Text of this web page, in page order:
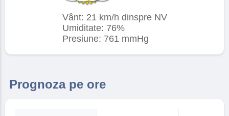
Vânt: 21 km/h dinspre NV
Umiditate: 76%
Presiune: 761 mmHg
Prognoza pe ore